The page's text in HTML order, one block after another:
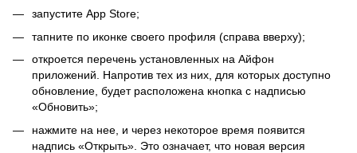
запустите App Store;
тапните по иконке своего профиля (справа вверху);
откроется перечень установленных на Айфон
приложений. Напротив тех из них, для которых доступно
обновление, будет расположена кнопка с надписью
«Обновить»;
нажмите на нее, и через некоторое время появится
надпись «Открыть». Это означает, что новая версия